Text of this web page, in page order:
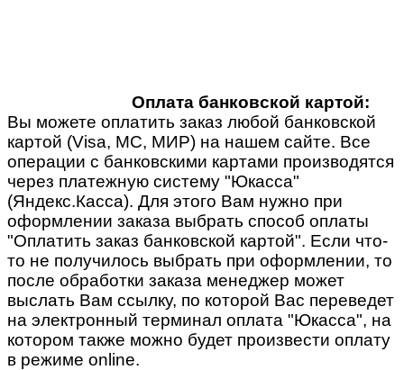
Оплата банковской картой:
Вы можете оплатить заказ любой банковской
картой (Visa, MC, МИР) на нашем сайте. Все
операции с банковскими картами производятся
через платежную систему "Юкасса"
(Яндекс.Касса). Для этого Вам нужно при
оформлении заказа выбрать способ оплаты
"Оплатить заказ банковской картой". Если что-
то не получилось выбрать при оформлении, то
после обработки заказа менеджер может
выслать Вам ссылку, по которой Вас переведет
на электронный терминал оплата "Юкасса", на
котором также можно будет произвести оплату
в режиме online.